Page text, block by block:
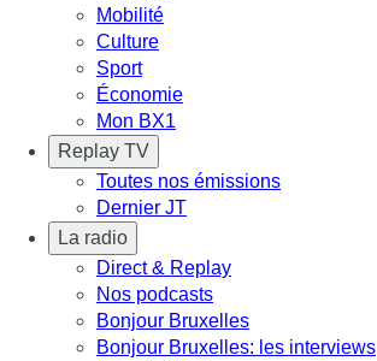
Mobilité
Culture
Sport
Économie
Mon BX1
Replay TV
Toutes nos émissions
Dernier JT
La radio
Direct & Replay
Nos podcasts
Bonjour Bruxelles
Bonjour Bruxelles: les interviews